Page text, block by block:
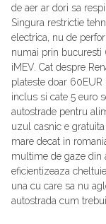
de aer ar dori sa
Singura restrictie
electrica, nu de
numai prin bucuresti
iMEV. Cat despre
plateste doar
inclus si cate 5 euro
autostrade pentru
uzul casnic e
mare decat in
multime de gaze din
eficientizeaza
una cu care sa nu
autostrada cum